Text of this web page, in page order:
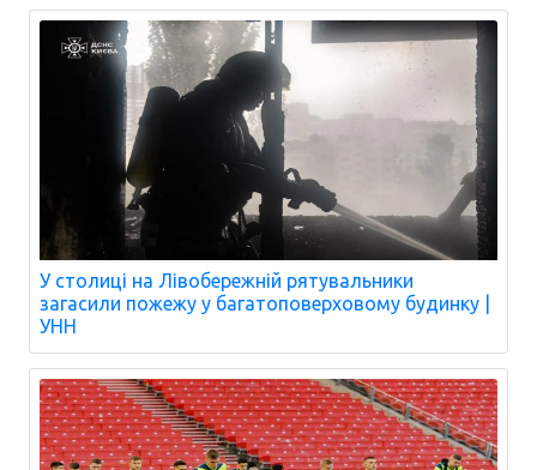
У столиці на Лівобережній рятувальники
загасили пожежу у багатоповерховому будинку |
УНН